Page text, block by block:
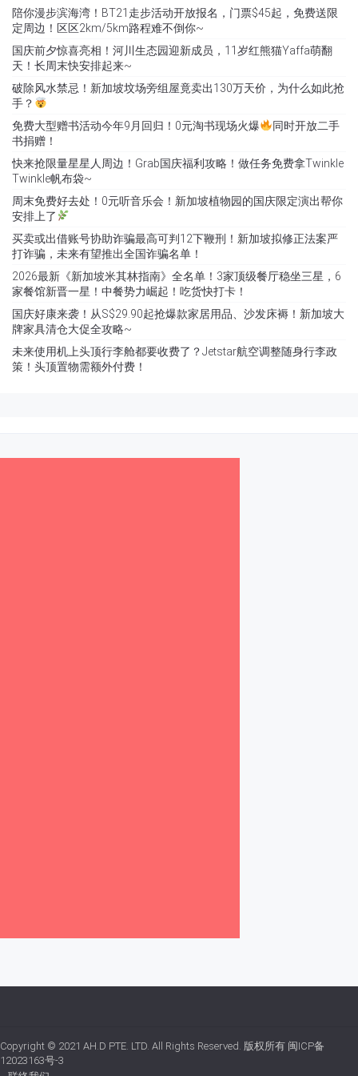
陪你漫步滨海湾！BT21走步活动开放报名，门票$45起，免费送限
定周边！区区2km/5km路程难不倒你~
国庆前夕惊喜亮相！河川生态园迎新成员，11岁红熊猫Yaffa萌翻
天！长周末快安排起来~
破除风水禁忌！新加坡坟场旁组屋竟卖出130万天价，为什么如此抢
手？
免费大型赠书活动今年9月回归！0元淘书现场火爆
同时开放二手
书捐赠！
快来抢限量星星人周边！Grab国庆福利攻略！做任务免费拿Twinkle
Twinkle帆布袋~
周末免费好去处！0元听音乐会！新加坡植物园的国庆限定演出帮你
安排上了
买卖或出借账号协助诈骗最高可判12下鞭刑！新加坡拟修正法案严
打诈骗，未来有望推出全国诈骗名单！
2026最新《新加坡米其林指南》全名单！3家顶级餐厅稳坐三星，6
家餐馆新晋一星！中餐势力崛起！吃货快打卡！
国庆好康来袭！从S$29.90起抢爆款家居用品、沙发床褥！新加坡大
牌家具清仓大促全攻略~
未来使用机上头顶行李舱都要收费了？Jetstar航空调整随身行李政
策！头顶置物需额外付费！
Copyright © 2021 AH.D PTE. LTD. All Rights Reserved. 版权所有 闽ICP备
12023163号-3